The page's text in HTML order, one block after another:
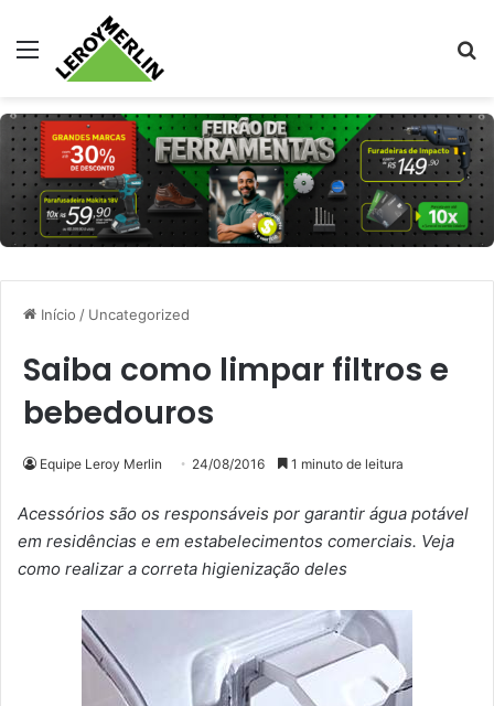
Menu
Início / Uncategorized
Saiba como limpar filtros e
bebedouros
Equipe Leroy Merlin 24/08/2016 1 minuto de leitura
Acessórios são os responsáveis por garantir água potável
em residências e em estabelecimentos comerciais. Veja
como realizar a correta higienização deles